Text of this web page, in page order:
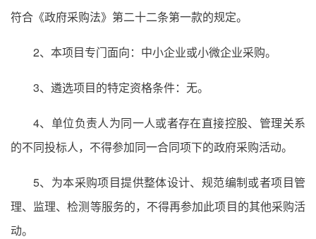
符合《政府采购法》第二十二条第一款的规定。
2、本项目专门面向：中小企业或小微企业采购。
3、遴选项目的特定资格条件：无。
4、单位负责人为同一人或者存在直接控股、管理关系
的不同投标人，不得参加同一合同项下的政府采购活动。
5、为本采购项目提供整体设计、规范编制或者项目管
理、监理、检测等服务的，不得再参加此项目的其他采购活
动。